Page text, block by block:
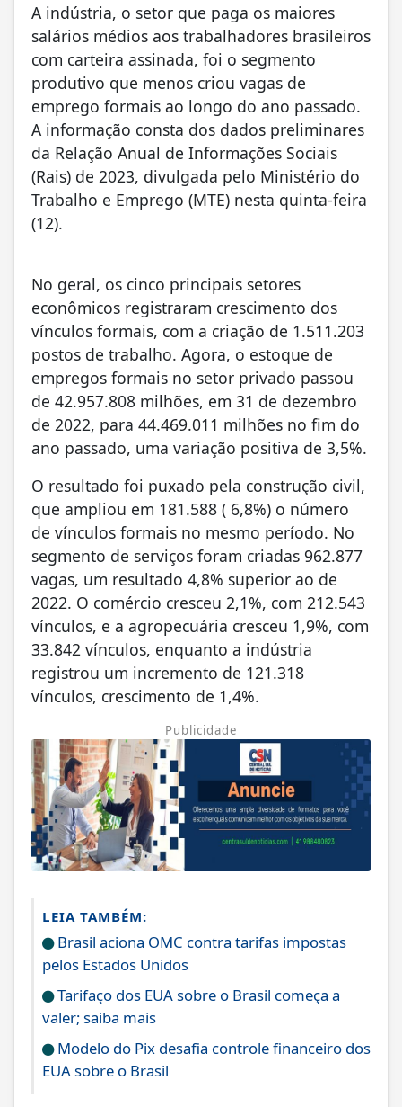
A indústria, o setor que paga os maiores
salários médios aos trabalhadores brasileiros
com carteira assinada, foi o segmento
produtivo que menos criou vagas de
emprego formais ao longo do ano passado.
A informação consta dos dados preliminares
da Relação Anual de Informações Sociais
(Rais) de 2023, divulgada pelo Ministério do
Trabalho e Emprego (MTE) nesta quinta-feira
(12).
No geral, os cinco principais setores
econômicos registraram crescimento dos
vínculos formais, com a criação de 1.511.203
postos de trabalho. Agora, o estoque de
empregos formais no setor privado passou
de 42.957.808 milhões, em 31 de dezembro
de 2022, para 44.469.011 milhões no fim do
ano passado, uma variação positiva de 3,5%.
O resultado foi puxado pela construção civil,
que ampliou em 181.588 ( 6,8%) o número
de vínculos formais no mesmo período. No
segmento de serviços foram criadas 962.877
vagas, um resultado 4,8% superior ao de
2022. O comércio cresceu 2,1%, com 212.543
vínculos, e a agropecuária cresceu 1,9%, com
33.842 vínculos, enquanto a indústria
registrou um incremento de 121.318
vínculos, crescimento de 1,4%.
Publicidade
LEIA TAMBÉM:
Brasil aciona OMC contra tarifas impostas
pelos Estados Unidos
Tarifaço dos EUA sobre o Brasil começa a
valer; saiba mais
Modelo do Pix desafia controle financeiro dos
EUA sobre o Brasil